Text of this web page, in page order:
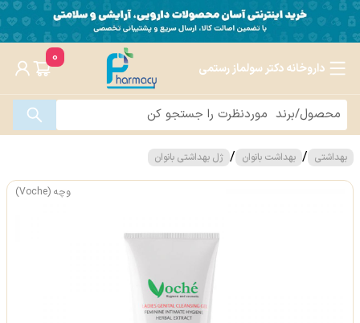
داروخانه دکتر سولماز رستمی
0
بهداشتی / بهداشت بانوان / ژل بهداشتی بانوان
وچه (Voche)